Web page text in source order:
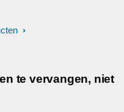
te vervangen, niet